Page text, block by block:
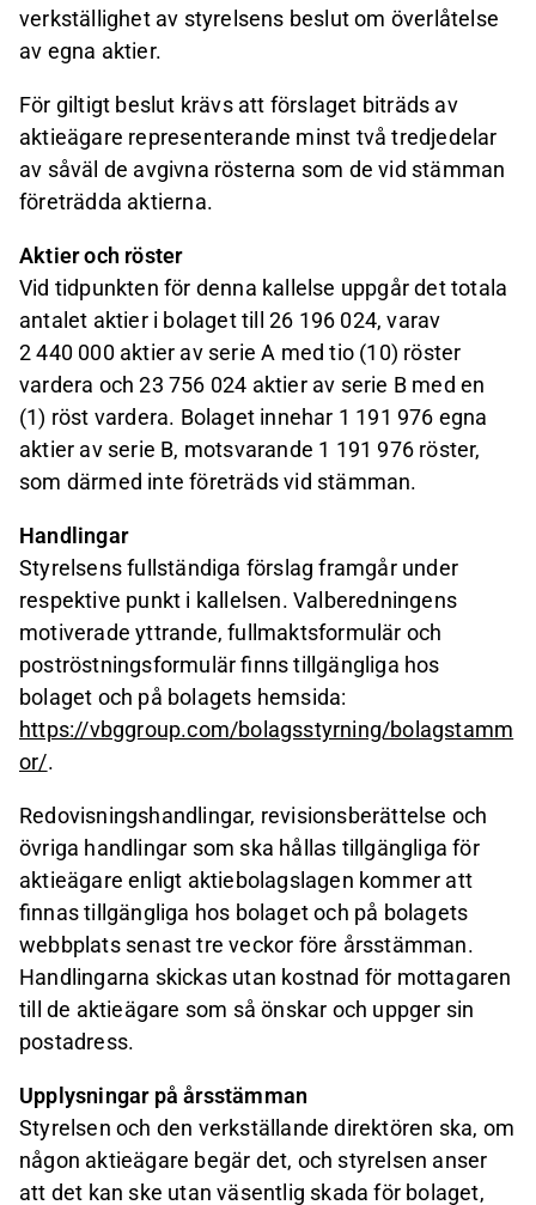
verkställighet av styrelsens beslut om överlåtelse
av egna aktier.
För giltigt beslut krävs att förslaget biträds av
aktieägare representerande minst två tredjedelar
av såväl de avgivna rösterna som de vid stämman
företrädda aktierna.
Aktier och röster
Vid tidpunkten för denna kallelse uppgår det totala
antalet aktier i bolaget till 26 196 024, varav
2 440 000 aktier av serie A med tio (10) röster
vardera och 23 756 024 aktier av serie B med en
(1) röst vardera. Bolaget innehar 1 191 976 egna
aktier av serie B, motsvarande 1 191 976 röster,
som därmed inte företräds vid stämman.
Handlingar
Styrelsens fullständiga förslag framgår under
respektive punkt i kallelsen. Valberedningens
motiverade yttrande, fullmaktsformulär och
poströstningsformulär finns tillgängliga hos
bolaget och på bolagets hemsida:
https://vbggroup.com/bolagsstyrning/bolagstamm
or/.
Redovisningshandlingar, revisionsberättelse och
övriga handlingar som ska hållas tillgängliga för
aktieägare enligt aktiebolagslagen kommer att
finnas tillgängliga hos bolaget och på bolagets
webbplats senast tre veckor före årsstämman.
Handlingarna skickas utan kostnad för mottagaren
till de aktieägare som så önskar och uppger sin
postadress.
Upplysningar på årsstämman
Styrelsen och den verkställande direktören ska, om
någon aktieägare begär det, och styrelsen anser
att det kan ske utan väsentlig skada för bolaget,